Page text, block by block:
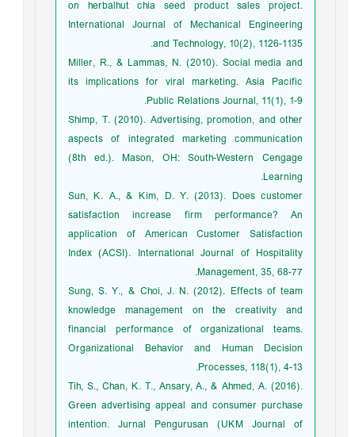
on herbalhut chia seed product sales project.
International Journal of Mechanical Engineering
and Technology, 10(2), 1126-1135.
Miller, R., & Lammas, N. (2010). Social media and
its implications for viral marketing. Asia Pacific
Public Relations Journal, 11(1), 1-9.
Shimp, T. (2010). Advertising, promotion, and other
aspects of integrated marketing communication
(8th ed.). Mason, OH: South-Western Cengage
Learning.
Sun, K. A., & Kim, D. Y. (2013). Does customer
satisfaction increase firm performance? An
application of American Customer Satisfaction
Index (ACSI). International Journal of Hospitality
Management, 35, 68-77.
Sung, S. Y., & Choi, J. N. (2012). Effects of team
knowledge management on the creativity and
financial performance of organizational teams.
Organizational Behavior and Human Decision
Processes, 118(1), 4-13.
Tih, S., Chan, K. T., Ansary, A., & Ahmed, A. (2016).
Green advertising appeal and consumer purchase
intention. Jurnal Pengurusan (UKM Journal of